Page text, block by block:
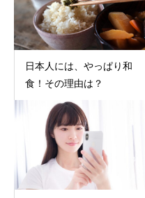
日本人には、やっぱり和
食！その理由は？